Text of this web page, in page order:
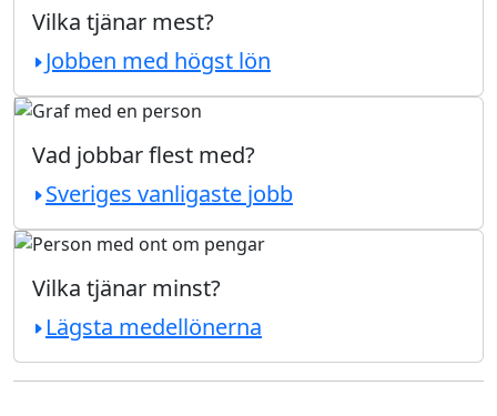
Vilka tjänar mest?
Jobben med högst lön
Vad jobbar flest med?
Sveriges vanligaste jobb
Vilka tjänar minst?
Lägsta medellönerna